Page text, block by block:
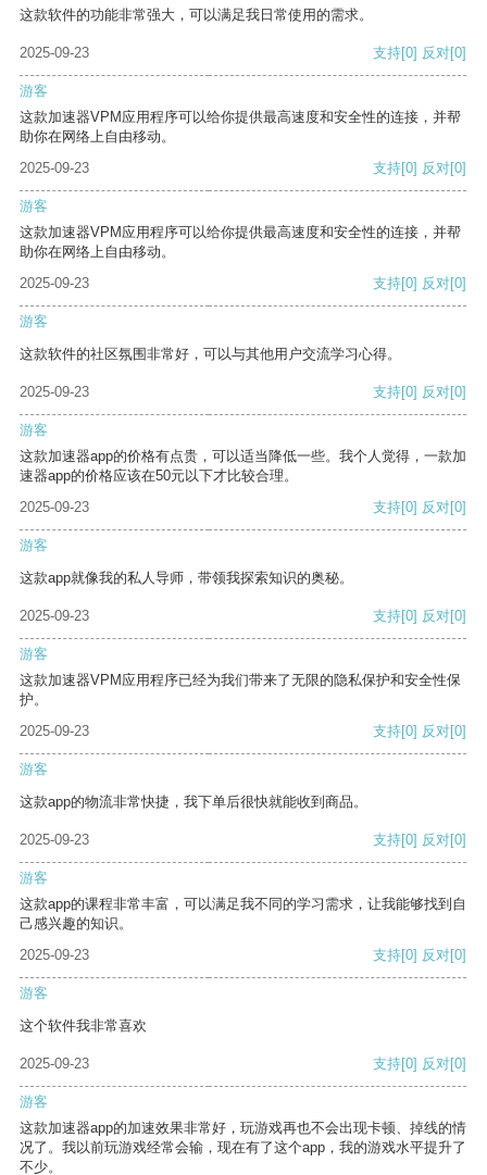
这款软件的功能非常强大，可以满足我日常使用的需求。
2025-09-23 支持[0] 反对[0]
游客
这款加速器VPM应用程序可以给你提供最高速度和安全性的连接，并帮
助你在网络上自由移动。
2025-09-23
支持[0] 反对[0]
游客
这款加速器VPM应用程序可以给你提供最高速度和安全性的连接，并帮
助你在网络上自由移动。
2025-09-23
支持[0] 反对[0]
游客
这款软件的社区氛围非常好，可以与其他用户交流学习心得。
2025-09-23 支持[0] 反对[0]
游客
这款加速器app的价格有点贵，可以适当降低一些。我个人觉得，一款加
速器app的价格应该在50元以下才比较合理。
2025-09-23
支持[0] 反对[0]
游客
这款app就像我的私人导师，带领我探索知识的奥秘。
2025-09-23 支持[0] 反对[0]
游客
这款加速器VPM应用程序已经为我们带来了无限的隐私保护和安全性保
护。
2025-09-23
支持[0] 反对[0]
游客
这款app的物流非常快捷，我下单后很快就能收到商品。
2025-09-23 支持[0] 反对[0]
游客
这款app的课程非常丰富，可以满足我不同的学习需求，让我能够找到自
己感兴趣的知识。
2025-09-23
支持[0] 反对[0]
游客
这个软件我非常喜欢
2025-09-23 支持[0] 反对[0]
游客
这款加速器app的加速效果非常好，玩游戏再也不会出现卡顿、掉线的情
况了。我以前玩游戏经常会输，现在有了这个app，我的游戏水平提升了
不少。